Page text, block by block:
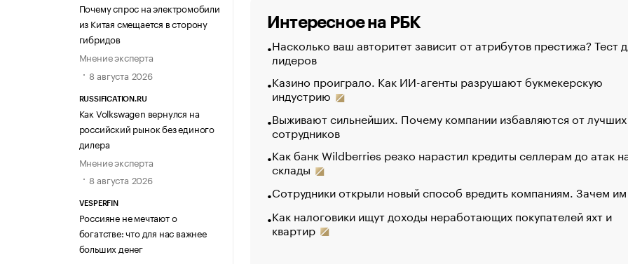
Почему спрос на электромобили
из Китая смещается в сторону
гибридов
Мнение эксперта
8 августа 2026
RUSSIFICATION.RU
Как Volkswagen вернулся на
российский рынок без единого
дилера
Мнение эксперта
8 августа 2026
VESPERFIN
Россияне не мечтают о
богатстве: что для нас важнее
больших денег
Интересное на РБК
Насколько ваш авторитет зависит от атрибутов престижа? Тест
лидеров
Казино проиграло. Как ИИ-агенты разрушают букмекерскую
индустрию
Выживают сильнейших. Почему компании избавляются от лучших
сотрудников
Как банк Wildberries резко нарастил кредиты селлерам до атак
склады
Сотрудники открыли новый способ вредить компаниям. Зачем
Как налоговики ищут доходы неработающих покупателей яхт и
квартир